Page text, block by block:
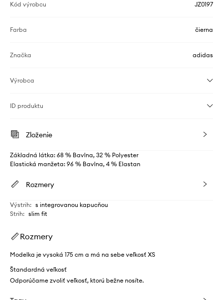
Kód výrobcu JZ0197
Farba čierna
Značka adidas
Výrobca
ID produktu
Zloženie
Základná látka: 68 % Bavlna, 32 % Polyester
Elastická manžeta: 96 % Bavlna, 4 % Elastan
Rozmery
Výstrih: s integrovanou kapucňou
Strih: slim fit
Rozmery
Modelka je vysoká 175 cm a má na sebe veľkosť XS
Štandardná veľkosť
Odporúčame zvoliť veľkosť, ktorú bežne nosíte.